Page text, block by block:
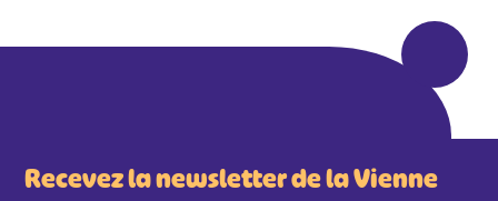
Recevez la newsletter de la Vienne